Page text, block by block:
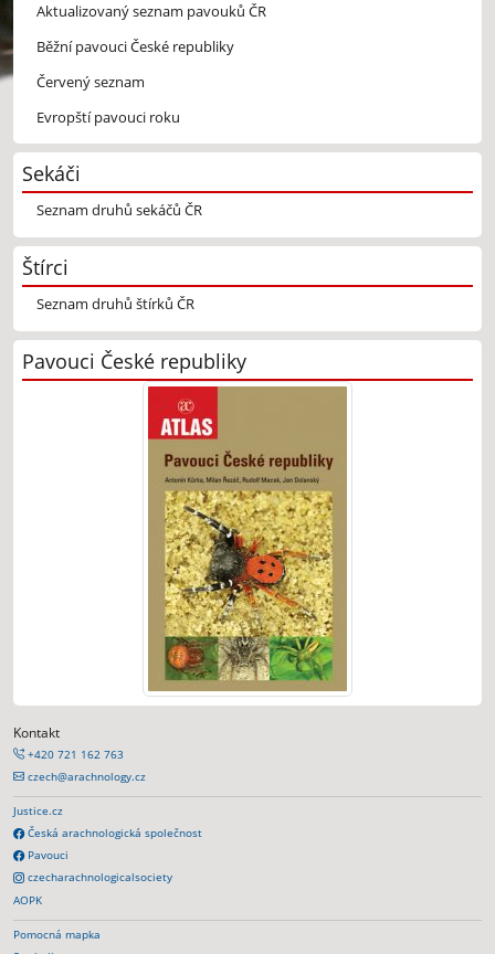
Aktualizovaný seznam pavouků ČR
Běžní pavouci České republiky
Červený seznam
Evropští pavouci roku
Sekáči
Seznam druhů sekáčů ČR
Štírci
Seznam druhů štírků ČR
Pavouci České republiky
Kontakt
+420 721 162 763
czech@arachnology.cz
Justice.cz
Česká arachnologická společnost
Pavouci
czecharachnologicalsociety
AOPK
Pomocná mapka